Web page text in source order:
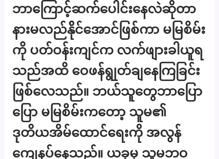
ဘာကြောင့်ဆက်ပေါင်းနေလဲဆိုတာ
နားမလည်န်ိုင်အောင်ဖြစ်ကာ မမြစိမ်း
ကို ပတ်ဝန်းကျင်က လက်ဖျားခါယူရ
သည်အထိ ဝေဖန်ရွုတ်ချနေကြခြင်း
ဖြစ်လေသည်။ ဘယ်သူတွေဘာပြော
ပြော မမြစိမ်းကတော့ သူမ၏
ဒုတိယအိမ်ထောင်ရေးကို အလွန်
ကျေနပ်နေသည်။ ယခုမှ သူမဘဝ